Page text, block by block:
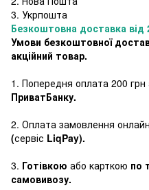
3. Укрпошта
Безкоштовна доставка від
Умови безкоштовної
акційний товар.
1. Попередня оплата 200
ПриватБанку.
2. Оплата замовлення
(сервіс LiqPay).
3. Готівкою або карткою по
самовивозу.